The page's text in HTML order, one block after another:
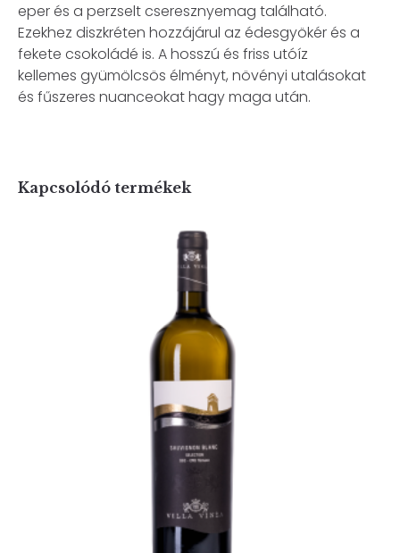
eper és a perzselt cseresznyemag található.
Ezekhez diszkréten hozzájárul az édesgyökér és a
fekete csokoládé is. A hosszú és friss utóíz
kellemes gyümölcsös élményt, növényi utalásokat
és fűszeres nuanceokat hagy maga után.
Kapcsolódó termékek
Sauvignon Blanc Selection
85,00lei TVA incl.
Felhasználónév, vagy e-mail cím